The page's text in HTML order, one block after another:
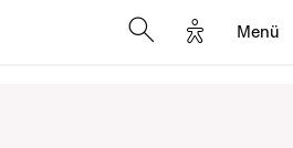
Options
Menü